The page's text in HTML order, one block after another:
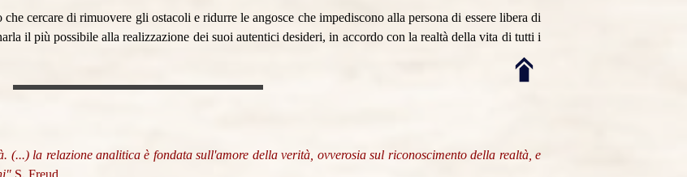
cercare di rimuovere gli ostacoli e ridurre le angosce che impediscono alla persona di essere libera di
il più possibile alla realizzazione dei suoi autentici desideri, in accordo con la realtà della vita di tutti i
(...) la relazione analitica è fondata sull'amore della verità, ovverosia sul riconoscimento della realtà, e
S. Freud